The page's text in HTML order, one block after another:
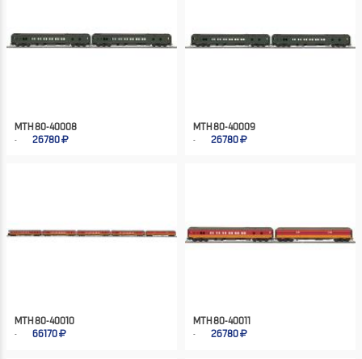
MTH 80-40008
26780
MTH 80-40009
26780
MTH 80-40010
66170
MTH 80-40011
26780